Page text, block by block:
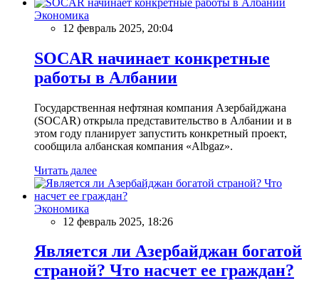
Экономика
12 февраль 2025, 20:04
SOCAR начинает конкретные
работы в Албании
Государственная нефтяная компания Азербайджана
(SOCAR) открыла представительство в Албании и в
этом году планирует запустить конкретный проект,
сообщила албанская компания «Albgaz».
Читать далее
Экономика
12 февраль 2025, 18:26
Является ли Азербайджан богатой
страной? Что насчет ее граждан?